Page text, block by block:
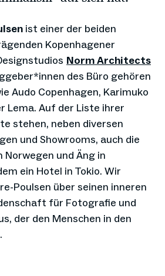
ist einer der beiden
Kopenhagener
Norm Architects
des Büro gehören
Audo Copenhagen, Karimuko
Lema. Auf der Liste ihrer
stehen, neben diversen
und Showrooms, auch die
und Äng in
ein Hotel in Tokio. Wir
Poulsen über seinen inneren
für Fotografie und
der den Menschen in den